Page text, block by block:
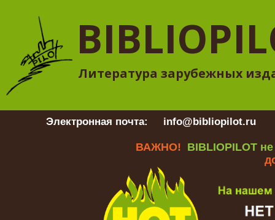
Литература зарубежных
Электронная почта: info@bibliopilot.ru
ВАЖНО! BIBLIOPILOT